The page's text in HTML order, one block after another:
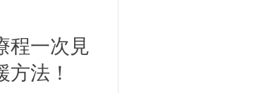
程一次見
法！